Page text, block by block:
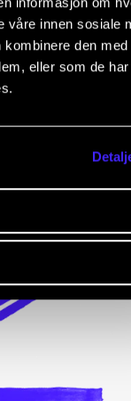
våre innen sosiale
den med
eller som de